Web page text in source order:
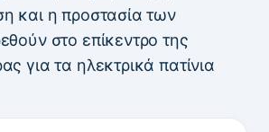
και η προστασία των
στο επίκεντρο της
για τα ηλεκτρικά πατίνια